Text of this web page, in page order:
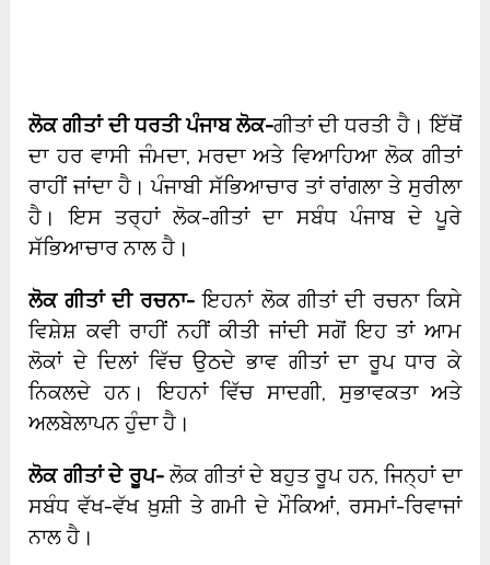
ਲੋਕ ਗੀਤਾਂ ਦੀ ਧਰਤੀ ਪੰਜਾਬ ਲੋਕ-ਗੀਤਾਂ ਦੀ ਧਰਤੀ ਹੈ। ਇੱਥੋਂ
ਦਾ ਹਰ ਵਾਸੀ ਜੰਮਦਾ, ਮਰਦਾ ਅਤੇ ਵਿਆਹਿਆ ਲੋਕ ਗੀਤਾਂ
ਰਾਹੀਂ ਜਾਂਦਾ ਹੈ। ਪੰਜਾਬੀ ਸੱਭਿਆਚਾਰ ਤਾਂ ਰਾਂਗਲਾ ਤੇ ਸੁਰੀਲਾ
ਹੈ। ਇਸ ਤਰ੍ਹਾਂ ਲੋਕ-ਗੀਤਾਂ ਦਾ ਸਬੰਧ ਪੰਜਾਬ ਦੇ ਪੂਰੇ
ਸੱਭਿਆਚਾਰ ਨਾਲ ਹੈ।
ਲੋਕ ਗੀਤਾਂ ਦੀ ਰਚਨਾ- ਇਹਨਾਂ ਲੋਕ ਗੀਤਾਂ ਦੀ ਰਚਨਾ ਕਿਸੇ
ਵਿਸ਼ੇਸ਼ ਕਵੀ ਰਾਹੀਂ ਨਹੀਂ ਕੀਤੀ ਜਾਂਦੀ ਸਗੋਂ ਇਹ ਤਾਂ ਆਮ
ਲੋਕਾਂ ਦੇ ਦਿਲਾਂ ਵਿੱਚ ਉਠਦੇ ਭਾਵ ਗੀਤਾਂ ਦਾ ਰੂਪ ਧਾਰ ਕੇ
ਨਿਕਲਦੇ ਹਨ। ਇਹਨਾਂ ਵਿੱਚ ਸਾਦਗੀ, ਸੁਭਾਵਕਤਾ ਅਤੇ
ਅਲਬੇਲਾਪਨ ਹੁੰਦਾ ਹੈ।
ਲੋਕ ਗੀਤਾਂ ਦੇ ਰੂਪ-ਲੋਕ ਗੀਤਾਂ ਦੇ ਬਹੁਤ ਰੂਪ ਹਨ, ਜਿਨ੍ਹਾਂ ਦਾ
ਸਬੰਧ ਵੱਖ-ਵੱਖ ਖ਼ੁਸ਼ੀ ਤੇ ਗਮੀ ਦੇ ਮੌਕਿਆਂ, ਰਸਮਾਂ-ਰਿਵਾਜਾਂ
ਨਾਲ ਹੈ।